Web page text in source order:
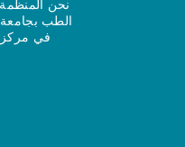
نحن
الطب
في